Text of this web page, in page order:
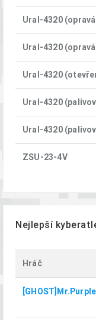
Ural-4320
Ural-4320
Ural-4320
Ural-4320
Ural-4320
ZSU-23-4V
Nejlepší
Hráč
[GHOST]Mr.Purple